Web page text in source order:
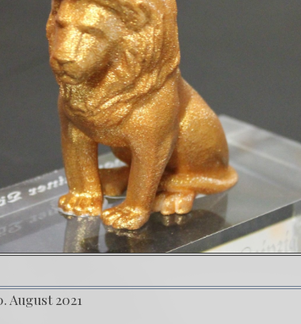
August 2021